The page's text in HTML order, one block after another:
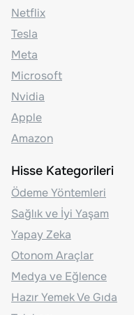
Netflix
Tesla
Meta
Microsoft
Nvidia
Apple
Amazon
Hisse Kategorileri
Ödeme Yöntemleri
Sağlık ve İyi Yaşam
Yapay Zeka
Otonom Araçlar
Medya ve Eğlence
Hazır Yemek Ve Gıda